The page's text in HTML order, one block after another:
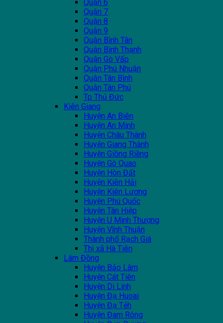
Quận 6
Quận 7
Quận 8
Quận 9
Quận Bình Tân
Quận Bình Thạnh
Quận Gò Vấp
Quận Phú Nhuận
Quận Tân Bình
Quận Tân Phú
Tp Thủ Đức
Kiên Giang
Huyện An Biên
Huyện An Minh
Huyện Châu Thành
Huyện Giang Thành
Huyện Giồng Riềng
Huyện Gò Quao
Huyện Hòn Đất
Huyện Kiên Hải
Huyện Kiên Lương
Huyện Phú Quốc
Huyện Tân Hiệp
Huyện U Minh Thượng
Huyện Vĩnh Thuận
Thành phổ Rạch Giá
Thị xã Hà Tiên
Lâm Đồng
Huyện Bảo Lâm
Huyện Cát Tiên
Huyện Di Linh
Huyện Đạ Huoai
Huyện Đạ Tẻh
Huyện Đam Rông